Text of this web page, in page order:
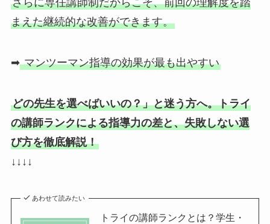
さらに専任講師制だからこそ、前回の理解度を踏
まえた継続的な改善ができます。
➡マンツーマン指導の効果が最も出やすい
どの先生を選べばいいの？」と迷う方へ。トライ
の講師ランクによる指導力の差と、失敗しない選
び方を徹底解説！
↓↓↓↓
あわせて読みたい
トライの講師ランクとは？学生・